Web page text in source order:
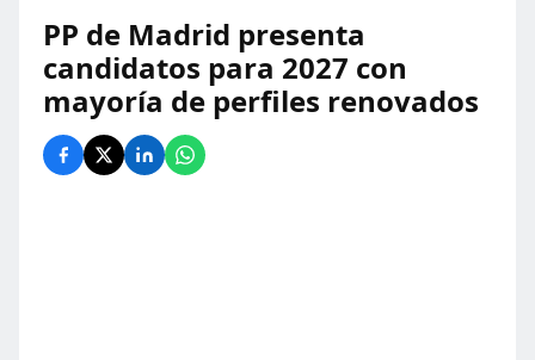
PP de Madrid presenta
candidatos para 2027 con
mayoría de perfiles renovados